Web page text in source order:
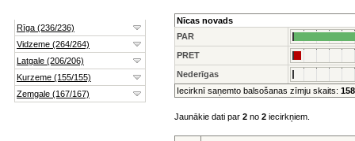
Nīcas novads
PAR
PRET
Nederīgas
Iecirknī saņemto balsošanas zīmju skaits:
Jaunākie dati par 2 no 2 iecirkņiem.